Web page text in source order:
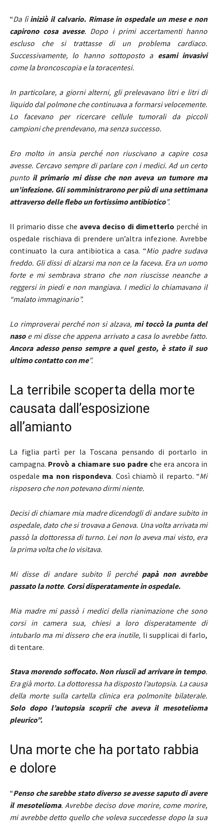
“Da lì iniziò il calvario. Rimase in ospedale un mese e non
capirono cosa avesse. Dopo i primi accertamenti hanno
escluso che si trattasse di un problema cardiaco.
Successivamente, lo hanno sottoposto a esami invasivi
come la broncoscopia e la toracentesi.
In particolare, a giorni alterni, gli prelevavano litri e litri di
liquido dal polmone che continuava a formarsi velocemente.
Lo facevano per ricercare cellule tumorali da piccoli
campioni che prendevano, ma senza successo.
Ero molto in ansia perché non riuscivano a capire cosa
avesse. Cercavo sempre di parlare con i medici. Ad un certo
punto il primario mi disse che non aveva un tumore ma
un’infezione. Gli somministrarono per più di una settimana
attraverso delle flebo un fortissimo antibiotico”.
Il primario disse che aveva deciso di dimetterlo perché in
ospedale rischiava di prendere un’altra infezione. Avrebbe
continuato la cura antibiotica a casa. “Mio padre sudava
freddo. Gli dissi di alzarsi ma non ce la faceva. Era un uomo
forte e mi sembrava strano che non riuscisse neanche a
reggersi in piedi e non mangiava. I medici lo chiamavano il
“malato immaginario”.
Lo rimproverai perché non si alzava, mi toccò la punta del
naso e mi disse che appena arrivato a casa lo avrebbe fatto.
Ancora adesso penso sempre a quel gesto, è stato il suo
ultimo contatto con me”.
La terribile scoperta della morte
causata dall’esposizione
all’amianto
La figlia partì per la Toscana pensando di portarlo in
campagna. Provò a chiamare suo padre che era ancora in
ospedale ma non rispondeva. Così chiamò il reparto. “Mi
risposero che non potevano dirmi niente.
Decisi di chiamare mia madre dicendogli di andare subito in
ospedale, dato che si trovava a Genova. Una volta arrivata mi
passò la dottoressa di turno. Lei non lo aveva mai visto, era
la prima volta che lo visitava.
Mi disse di andare subito lì perchépapà non avrebbe
passato la notte. Corsi disperatamente in ospedale.
Mia madre mi passò i medici della rianimazione che sono
corsi in camera sua, chiesi a loro disperatamente di
intubarlo ma mi dissero che era inutile, li supplicai di farlo,
di tentare.
Stava morendo soffocato. Non riuscii ad arrivare in tempo.
Era già morto. La dottoressa ha disposto l’autopsia. La causa
della morte sulla cartella clinica era polmonite bilaterale.
Solo dopo l’autopsia scoprii che aveva il mesotelioma
pleurico”.
Una morte che ha portato rabbia
e dolore
“Penso che sarebbe stato diverso se avesse saputo di avere
il mesotelioma. Avrebbe deciso dove morire, come morire,
mi avrebbe detto quello che voleva succedesse dopo la sua